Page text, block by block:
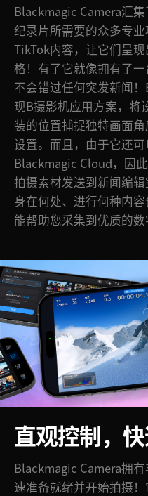
UAE
Ukraine
United Kingdom
United States
Blackmagic Camera汇
纪录片所需要的众多专
TikTok内容，让它们呈
格！有了它就像拥有了
不会错过任何突发新闻
现B摄影机应用方案，将
装的位置捕捉独特画面
设置。而且，由于它还
Blackmagic Cloud，因
拍摄素材发送到新闻编
身在何处、进行何种内
能帮助您采集到优质的数
直观控制，
Blackmagic Camera拥
速准备就绪并开始拍摄